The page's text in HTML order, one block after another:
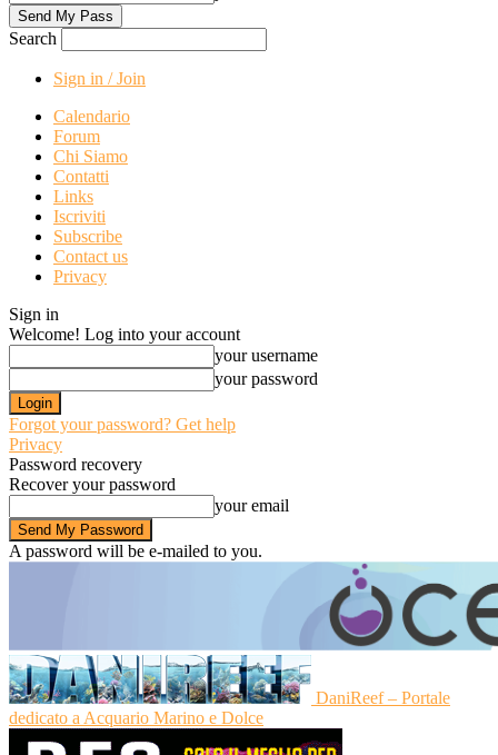
Search
Sign in / Join
Calendario
Forum
Chi Siamo
Contatti
Links
Iscriviti
Subscribe
Contact us
Privacy
Sign in
Welcome! Log into your account
your username
your password
Forgot your password? Get help
Privacy
Password recovery
Recover your password
your email
A password will be e-mailed to you.
DaniReef – Portale
dedicato a Acquario Marino e Dolce